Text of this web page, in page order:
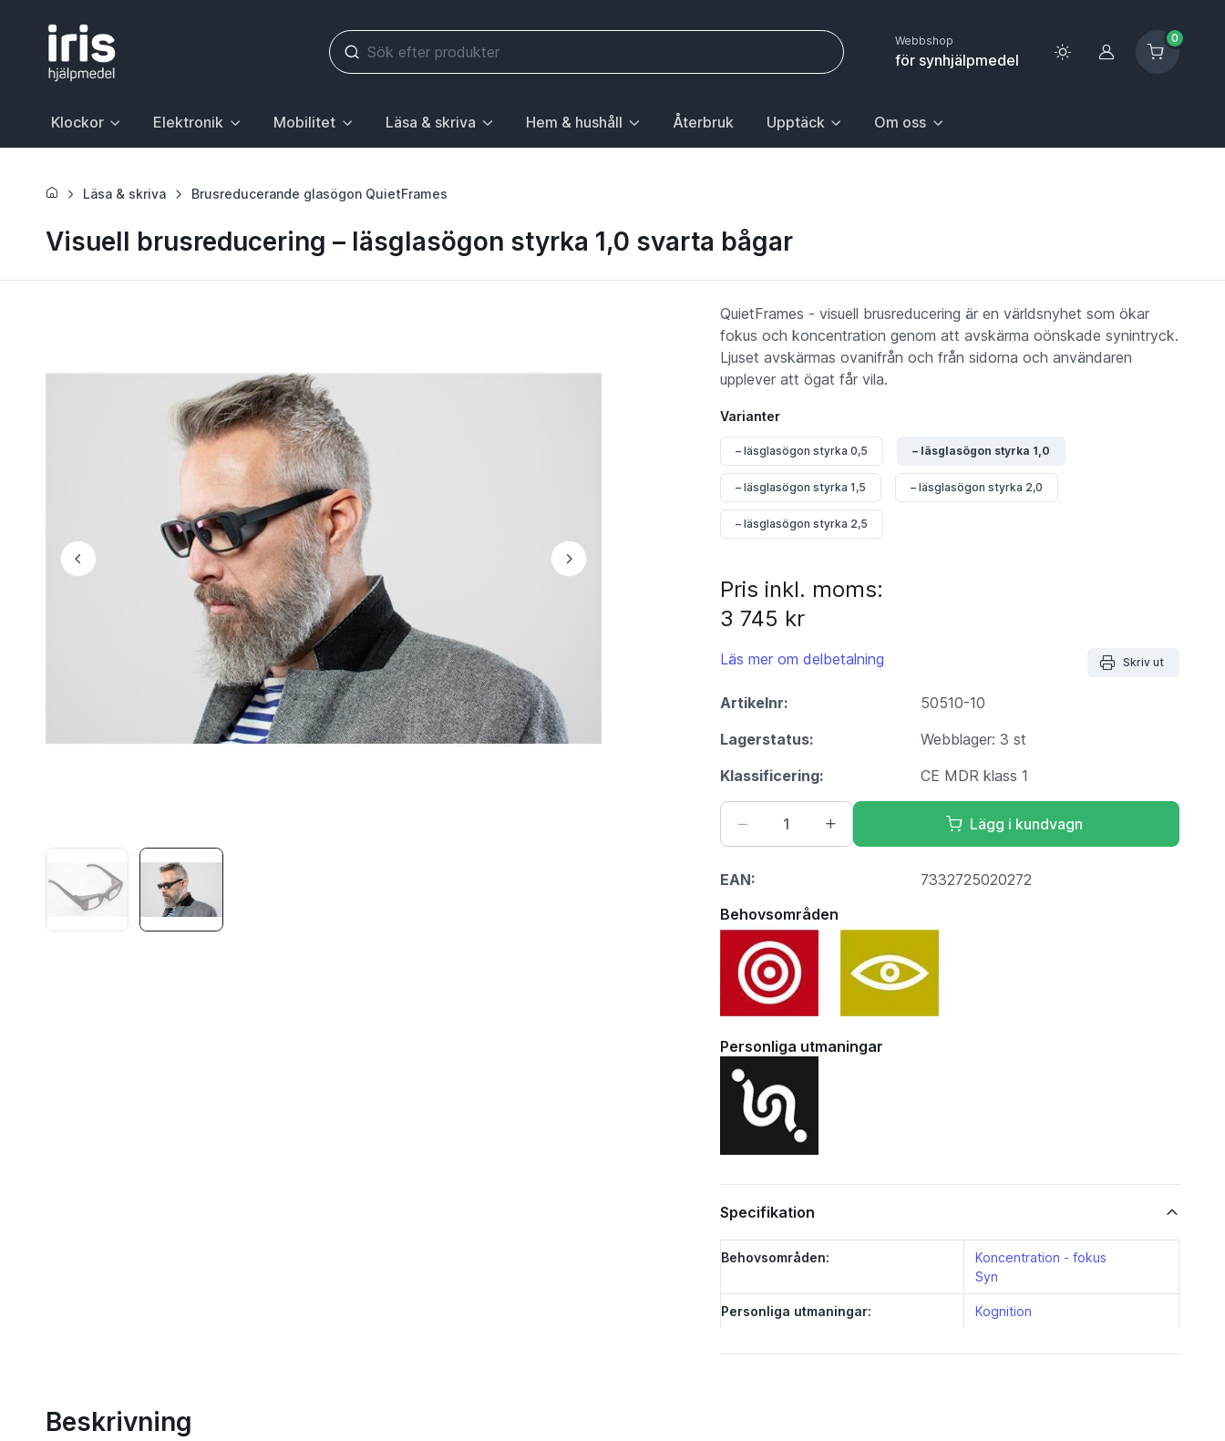
Webbshop
för synhjälpmedel Logga in
0
Klockor
Huvudrubrik med undermeny. För att gå till sidan Klockor, välj första posten: Gå till sida.
Elektronik
Huvudrubrik med undermeny. För att gå till sidan Elektronik, välj första posten: Gå till sida.
Mobilitet
Huvudrubrik med undermeny. För att gå till sidan Mobilitet, välj första posten: Gå till sida.
Läsa & skriva
Huvudrubrik med undermeny. För att gå till sidan Läsa & skriva, välj första posten: Gå till sida.
Hem & hushåll
Huvudrubrik med undermeny. För att gå till sidan Hem & hushåll, välj första posten: Gå till sida.
Återbruk
Upptäck
Huvudrubrik med undermeny. För att gå till sidan Upptäck, välj första
Om oss
Huvudrubrik med undermeny. För att gå till sidan Om
Läsa & skriva Brusreducerande glasögon QuietFrames
Visuell brusreducering – läsglasögon styrka 1,0 svarta bågar
QuietFrames - visuell brusreducering är en världsnyhet som ökar
fokus och koncentration genom att avskärma oönskade synintryck.
Ljuset avskärmas ovanifrån och från sidorna och användaren
upplever att ögat får vila.
Varianter
– läsglasögon styrka 0,5 – läsglasögon styrka 1,0
– läsglasögon styrka 1,5 – läsglasögon styrka 2,0
– läsglasögon styrka 2,5
Pris inkl. moms:
3 745 kr
Läs mer om delbetalning Skriv ut
Artikelnr:
50510-10
Lagerstatus:
Webblager: 3 st
Klassificering:
CE MDR klass 1
Lägg i kundvagn
EAN:
7332725020272
Behovsområden
Personliga utmaningar
Specifikation
Behovsområden:
Koncentration - fokus
Syn
Personliga utmaningar: Kognition
Beskrivning